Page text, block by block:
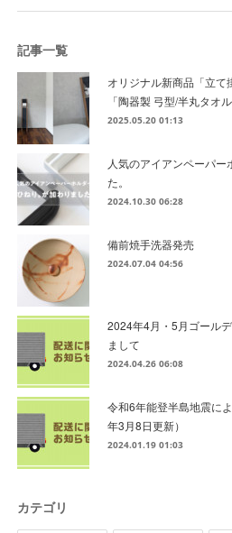
記事一覧
オリジナル新商品「立て
「陶器製 弓型/半丸タオ
2025.05.20 01:13
人気のアイアンペーパー
た。
2024.10.30 06:28
備前焼手洗器発売
2024.07.04 04:56
2024年4月・5月ゴール
まして
2024.04.26 06:08
令和6年能登半島地震に
年3月8日更新）
2024.01.19 01:03
カテゴリ